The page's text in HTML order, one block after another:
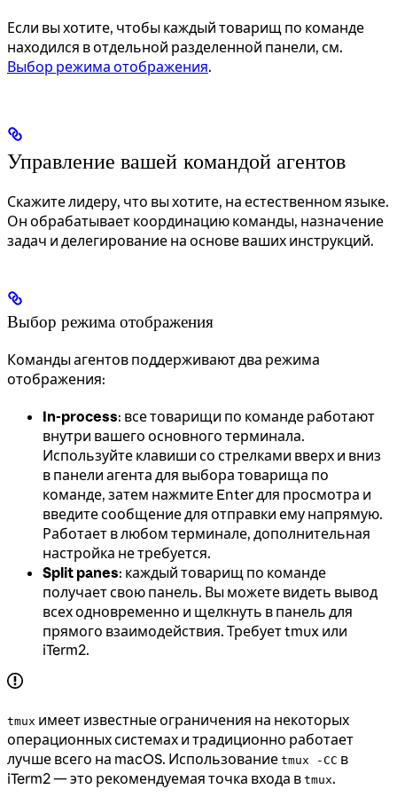
Если вы хотите, чтобы каждый товарищ по команде
находился в отдельной разделенной панели, см.
Выбор режима отображения.
Управление вашей командой агентов
Скажите лидеру, что вы хотите, на естественном языке.
Он обрабатывает координацию команды, назначение
задач и делегирование на основе ваших инструкций.
Выбор режима отображения
Команды агентов поддерживают два режима
отображения:
In-process: все товарищи по команде работают
внутри вашего основного терминала.
Используйте клавиши со стрелками вверх и вниз
в панели агента для выбора товарища по
команде, затем нажмите Enter для просмотра и
введите сообщение для отправки ему напрямую.
Работает в любом терминале, дополнительная
настройка не требуется.
Split panes: каждый товарищ по команде
получает свою панель. Вы можете видеть вывод
всех одновременно и щелкнуть в панель для
прямого взаимодействия. Требует tmux или
iTerm2.
tmux имеет известные ограничения на некоторых
операционных системах и традиционно работает
лучше всего на macOS. Использование tmux -CC в
iTerm2 — это рекомендуемая точка входа в tmux.